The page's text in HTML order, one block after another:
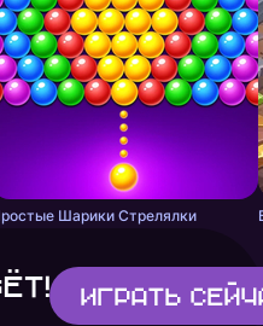
Шарики Стрелялки
Играть